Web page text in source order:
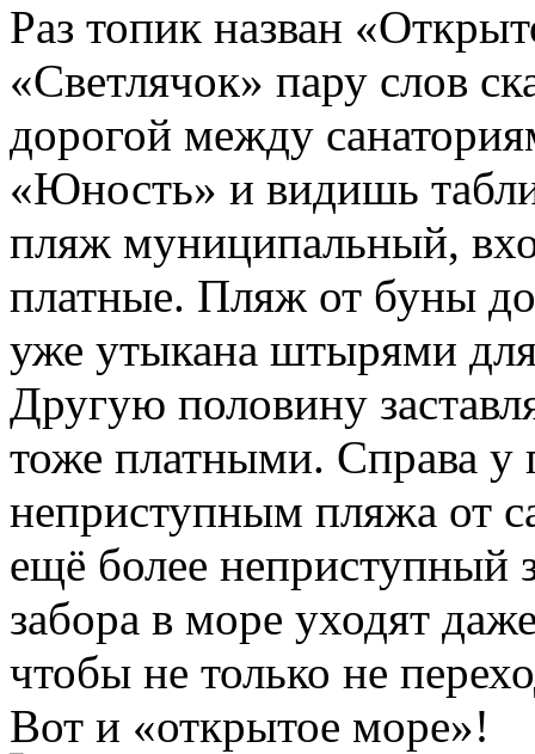
Раз топик назван
«Светлячок» пару слов
дорогой между
«Юность» и видишь
пляж муниципальный,
платные. Пляж от буны
уже утыкана штырями
Другую половину
тоже платными. Справа у
неприступным пляжа от
ещё более неприступный
забора в море уходят
чтобы не только не
Вот и «открытое море»!